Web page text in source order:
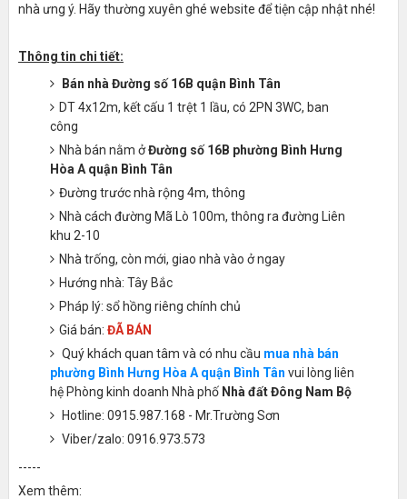
nhà ưng ý. Hãy thường xuyên ghé website để tiện cập nhật nhé!
Thông tin chi tiết:
Bán nhà Đường số 16B quận Bình Tân
DT 4x12m, kết cấu 1 trệt 1 lầu, có 2PN 3WC, ban
công
Nhà bán nằm ởĐường số 16B phường Bình Hưng
Hòa A quận Bình Tân
Đường trước nhà rộng 4m, thông
Nhà cách đường Mã Lò 100m, thông ra đường Liên
khu 2-10
Nhà trống, còn mới, giao nhà vào ở ngay
Hướng nhà: Tây Bắc
Pháp lý: sổ hồng riêng chính chủ
Giá bán: ĐÃ BÁN
Quý khách quan tâm và có nhu cầu mua nhà bán
phường Bình Hưng Hòa A quận Bình Tân vui lòng liên
hệ Phòng kinh doanh Nhà phố Nhà đất Đông Nam Bộ
Hotline: 0915.987.168 - Mr.Trường Sơn
Viber/zalo: 0916.973.573
-----
Xem thêm: